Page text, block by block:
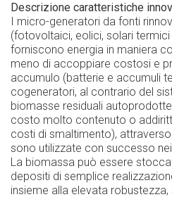
Descrizione caratteristiche
I micro-generatori da fonti
(fotovoltaici, eolici, solari
forniscono energia in maniera
meno di accoppiare costosi e
accumulo (batterie e accumuli
cogeneratori, al contrario del
biomasse residuali
costo molto contenuto o
costi di smaltimento),
sono utilizzate con successo
La biomassa può essere
depositi di semplice
insieme alla elevata